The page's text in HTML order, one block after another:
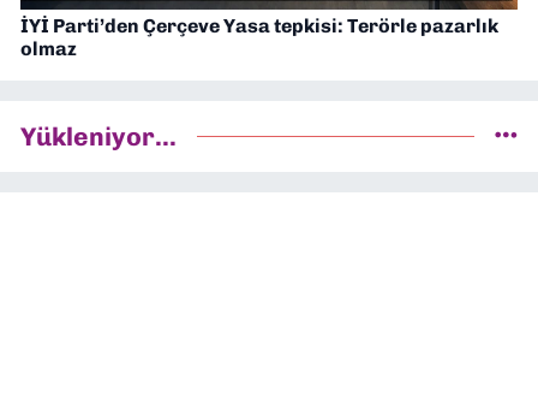
İYİ Parti’den Çerçeve Yasa tepkisi: Terörle pazarlık
olmaz
Yükleniyor...